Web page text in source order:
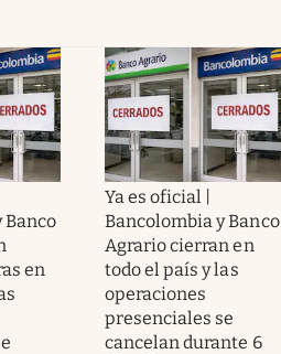
Banco
en
Ya es oficial |
Bancolombia y Banco
Agrario cierran en
todo el país y las
operaciones
presenciales se
cancelan durante 6